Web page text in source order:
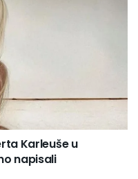
Karleuše u
napisali